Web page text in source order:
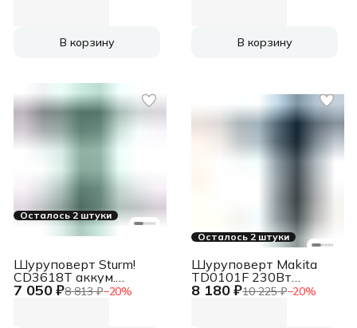
В корзину В корзину
Осталось 2 штуки
7 050 ₽8 813 ₽−20%
Шуруповерт Sturm!
CD3618T аккум.
патрон:быстрозажимной
Осталось 2 штуки
8 180 ₽10 225 ₽−20%
Шуруповерт Makita
TD0101F 230Вт
патрон:шестигр.1/4"